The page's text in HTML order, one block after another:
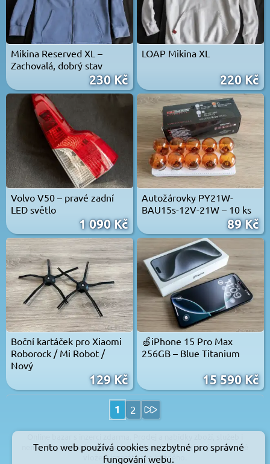
Mikina Reserved XL –
Zachovalá, dobrý stav
230 Kč
LOAP Mikina XL
220 Kč
Volvo V50 – pravé zadní
LED světlo
1 090 Kč
Autožárovky PY21W-
BAU15s-12V-21W – 10 ks
89 Kč
Boční kartáček pro Xiaomi
Roborock / Mi Robot /
Nový
129 Kč
🍏iPhone 15 Pro Max
256GB – Blue Titanium
15 590 Kč
1 2
nemovitostí na jednom místě. Přehledné kategorie a jednoduché
vložení inzerátu pro každého.
Tento web používá cookies nezbytné pro správné
fungování webu.